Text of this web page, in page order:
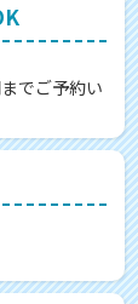
でご予約い